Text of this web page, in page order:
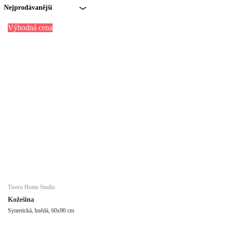
Nejprodávanější
Výhodná cena
Tiseco Home Studio
Kožešina
Syntetická, hnědá, 60x90 cm